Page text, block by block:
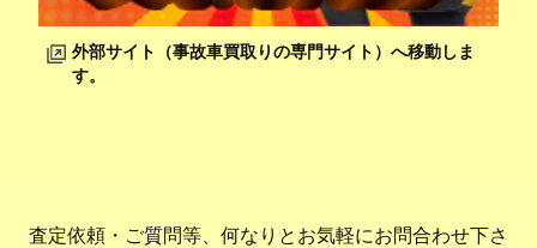
外部サイト（事故車買取りの専門サイト）へ移動しま
す。
査定依頼・ご質問等、何なりとお気軽にお問合わせ下さ